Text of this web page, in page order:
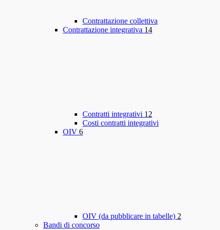
Contrattazione collettiva
Contrattazione integrativa 14
Contratti integrativi 12
Costi contratti integrativi
OIV 6
OIV (da pubblicare in tabelle) 2
Bandi di concorso